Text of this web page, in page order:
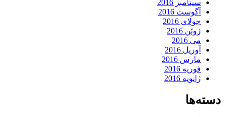
سپتامبر 2016
آگوست 2016
جولای 2016
ژوئن 2016
می 2016
آوریل 2016
مارس 2016
فوریه 2016
ژانویه 2016
دسته‌ها